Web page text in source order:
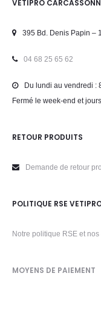
VETIPRO
395 Bd. Denis Papin –
04 68 25 65 62
Du lundi au vendredi :
Fermé le week-end et
RETOUR PRODUITS
Demande de retour
POLITIQUE RSE
Notre politique RSE et
MOYENS DE PAIEMENT